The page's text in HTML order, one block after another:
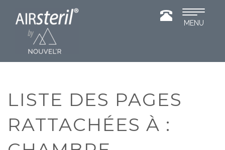
Toggle
MENU
LISTE DES PAGES
RATTACHÉES À :